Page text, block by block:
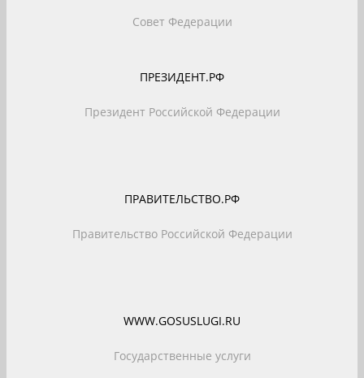
Совет Федерации
ПРЕЗИДЕНТ.РФ
Президент Российской Федерации
ПРАВИТЕЛЬСТВО.РФ
Правительство Российской Федерации
WWW.GOSUSLUGI.RU
Государственные услуги